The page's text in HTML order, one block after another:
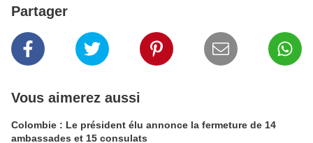
Partager
Vous aimerez aussi
Colombie : Le président élu annonce la fermeture de 14
ambassades et 15 consulats